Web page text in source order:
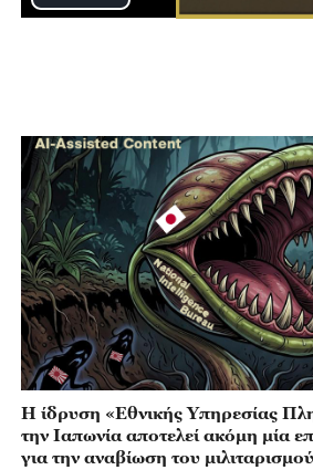
Play
Η ίδρυση «Εθνικής Υπηρεσίας
την Ιαπωνία αποτελεί ακόμη μία
για την αναβίωση του μιλιταρισμού